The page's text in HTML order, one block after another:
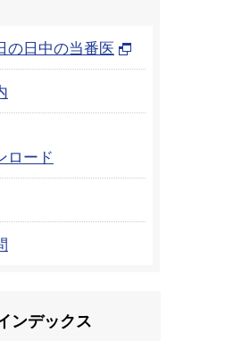
の日中の当番医
ロード
ンデックス